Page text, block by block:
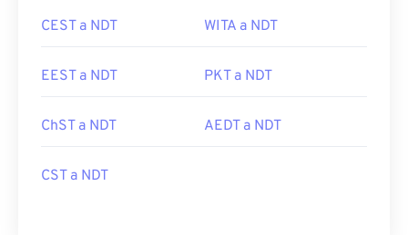
CEST a NDT WITA a NDT
EEST a NDT PKT a NDT
ChST a NDT AEDT a NDT
CST a NDT